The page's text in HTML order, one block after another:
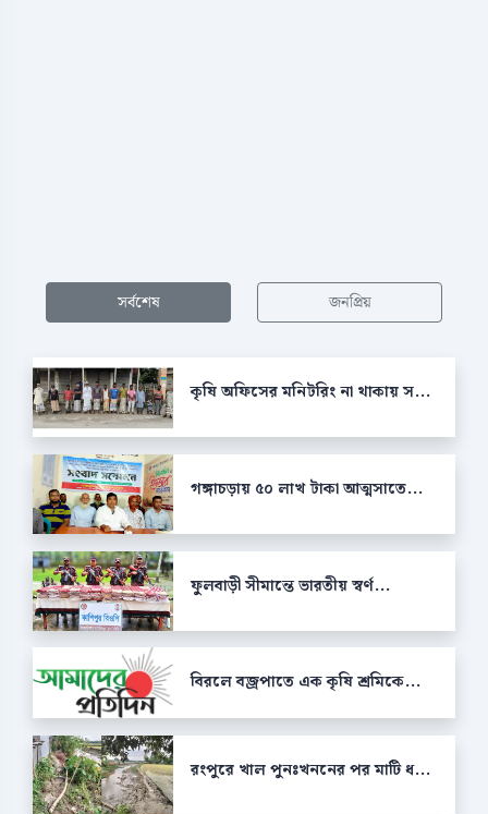
সর্বশেষ জনপ্রিয়
কৃষি অফিসের মনিটরিং না থাকায় স...
গঙ্গাচড়ায় ৫০ লাখ টাকা আত্মসাতে...
ফুলবাড়ী সীমান্তে ভারতীয় স্বর্ণ...
বিরলে বজ্রপাতে এক কৃষি শ্রমিকে...
রংপুরে খাল পুনঃখননের পর মাটি ধ...